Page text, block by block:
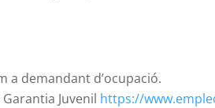
a demandant d’ocupació.
Juvenil https://